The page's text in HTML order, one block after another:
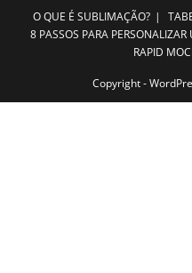
O QUE É SUBLIMAÇÃO?
8 PASSOS PARA
RAPID
Copyright -